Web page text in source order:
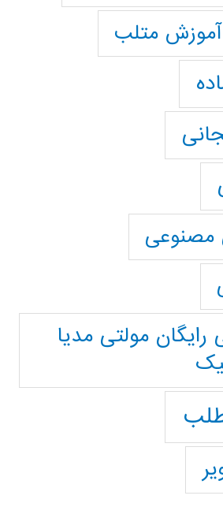
آموزش متلب
مصنوعی
رایگان مولتی مدیا